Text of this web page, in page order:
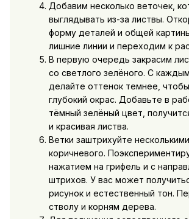
Добавим несколько веточек,
выглядывать из-за листвы.
форму деталей и общей
лишние линии и переходим к
В первую очередь закрасим
со светлого зелёного. С
делайте оттенок темнее,
глубокий окрас. Добавьте в
тёмный зелёный цвет,
и красивая листва.
Ветки заштрихуйте
коричневого.
нажатием на грифель и с
штрихов. У вас может
рисунок и естественный тон.
стволу и корням дерева.